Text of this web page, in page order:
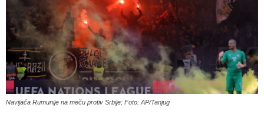
Navijača Rumunije na meču protiv Srbije; Foto: AP/Tanjug